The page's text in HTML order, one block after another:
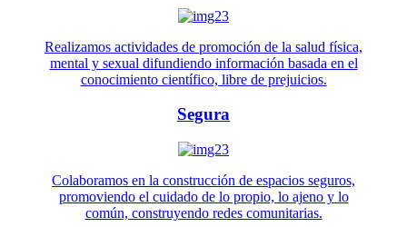
Realizamos actividades de promoción de la salud física,
mental y sexual difundiendo información basada en el
conocimiento científico, libre de prejuicios.
Segura
Colaboramos en la construcción de espacios seguros,
promoviendo el cuidado de lo propio, lo ajeno y lo
común, construyendo redes comunitarias.